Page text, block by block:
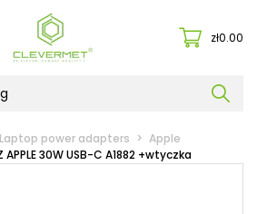
zł0.00
Laptop power adapters
Apple
APPLE 30W USB-C A1882 +wtyczka